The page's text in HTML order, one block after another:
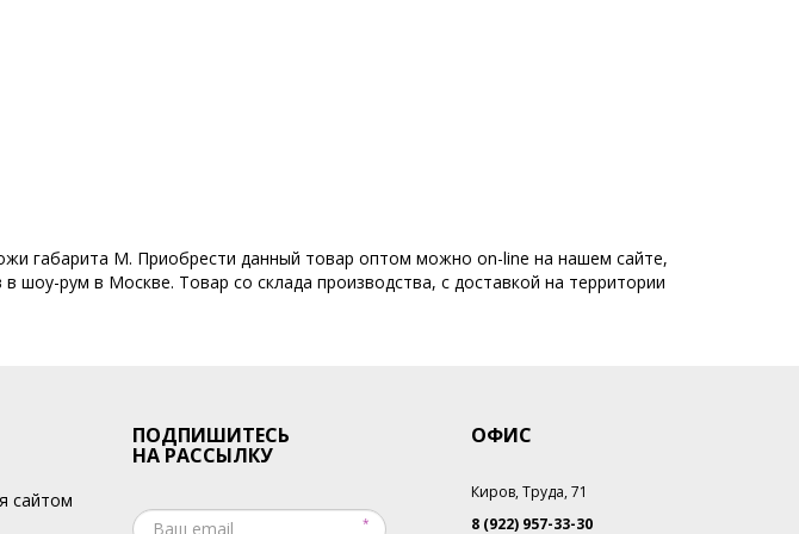
габарита M. Приобрести данный товар оптом можно on-line на нашем сайте,
рум в Москве. Товар со склада производства, с доставкой на территории
сайтом
ПОДПИШИТЕСЬ
НА РАССЫЛКУ
ОФИС
Киров, Труда, 71
8 (922) 957-33-30